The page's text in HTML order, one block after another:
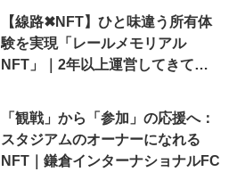
【線路✖︎NFT】ひと味違う所有体
験を実現「レールメモリアル
NFT」｜2年以上運営してきて感
「観戦」から「参加」の応援へ：
スタジアムのオーナーになれる
NFT｜鎌倉インターナショナルFC